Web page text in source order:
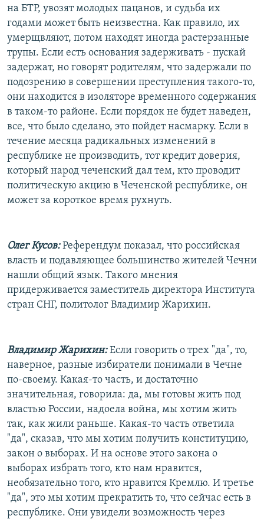
на БТР, увозят молодых пацанов, и судьба их
годами может быть неизвестна. Как правило, их
умерщвляют, потом находят иногда растерзанные
трупы. Если есть основания задерживать - пускай
задержат, но говорят родителям, что задержали по
подозрению в совершении преступления такого-то,
они находится в изоляторе временного содержания
в таком-то районе. Если порядок не будет наведен,
все, что было сделано, это пойдет насмарку. Если в
течение месяца радикальных изменений в
республике не производить, тот кредит доверия,
который народ чеченский дал тем, кто проводит
политическую акцию в Чеченской республике, он
может за короткое время рухнуть.
Олег Кусов:Референдум показал, что российская
власть и подавляющее большинство жителей Чечни
нашли общий язык. Такого мнения
придерживается заместитель директора Института
стран СНГ, политолог Владимир Жарихин.
Владимир Жарихин:Если говорить о трех "да", то,
наверное, разные избиратели понимали в Чечне
по-своему. Какая-то часть, и достаточно
значительная, говорила: да, мы готовы жить под
властью России, надоела война, мы хотим жить
так, как жили раньше. Какая-то часть ответила
"да", сказав, что мы хотим получить конституцию,
закон о выборах. И на основе этого закона о
выборах избрать того, кто нам нравится,
необязательно того, кто нравится Кремлю. И третье
"да", это мы хотим прекратить то, что сейчас есть в
республике. Они увидели возможность через